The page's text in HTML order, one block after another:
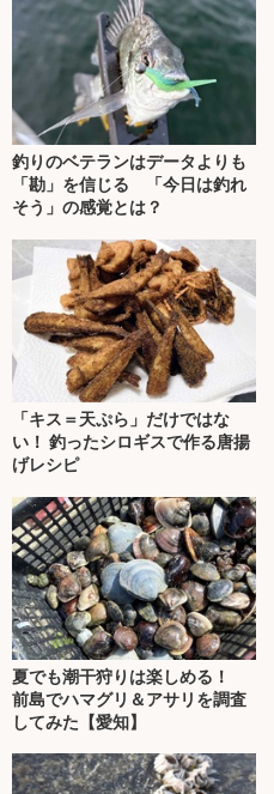
釣りのベテランはデータよりも
「勘」を信じる 「今日は釣れ
そう」の感覚とは？
「キス＝天ぷら」だけではな
い！ 釣ったシロギスで作る唐揚
げレシピ
夏でも潮干狩りは楽しめる！
前島でハマグリ＆アサリを調査
してみた【愛知】